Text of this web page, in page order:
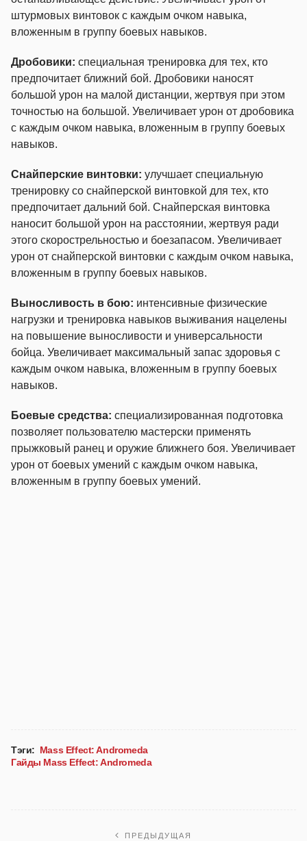
штурмовых винтовок с каждым очком навыка,
вложенным в группу боевых навыков.
Дробовики: специальная тренировка для тех, кто
предпочитает ближний бой. Дробовики наносят
большой урон на малой дистанции, жертвуя при этом
точностью на большой. Увеличивает урон от дробовика
с каждым очком навыка, вложенным в группу боевых
навыков.
Снайперские винтовки: улучшает специальную
тренировку со снайперской винтовкой для тех, кто
предпочитает дальний бой. Снайперская винтовка
наносит большой урон на расстоянии, жертвуя ради
этого скорострельностью и боезапасом. Увеличивает
урон от снайперской винтовки с каждым очком навыка,
вложенным в группу боевых навыков.
Выносливость в бою: интенсивные физические
нагрузки и тренировка навыков выживания нацелены
на повышение выносливости и универсальности
бойца. Увеличивает максимальный запас здоровья с
каждым очком навыка, вложенным в группу боевых
навыков.
Боевые средства: специализированная подготовка
позволяет пользователю мастерски применять
прыжковый ранец и оружие ближнего боя. Увеличивает
урон от боевых умений с каждым очком навыка,
вложенным в группу боевых умений.
Тэги: Mass Effect: Andromeda
Гайды Mass Effect: Andromeda
ПРЕДЫДУЩАЯ